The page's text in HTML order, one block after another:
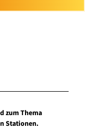
zum Thema
Stationen.